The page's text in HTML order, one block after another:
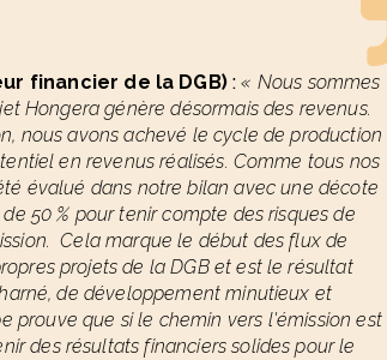
financier de la DGB): « Nous sommes
Hongera génère désormais des revenus.
nous avons achevé le cycle de production
en revenus réalisés. Comme tous nos
évalué dans notre bilan avec une décote
50 % pour tenir compte des risques de
Cela marque le début des flux de
projets de la DGB et est le résultat
de développement minutieux et
prouve que si le chemin vers l'émission est
des résultats financiers solides pour le